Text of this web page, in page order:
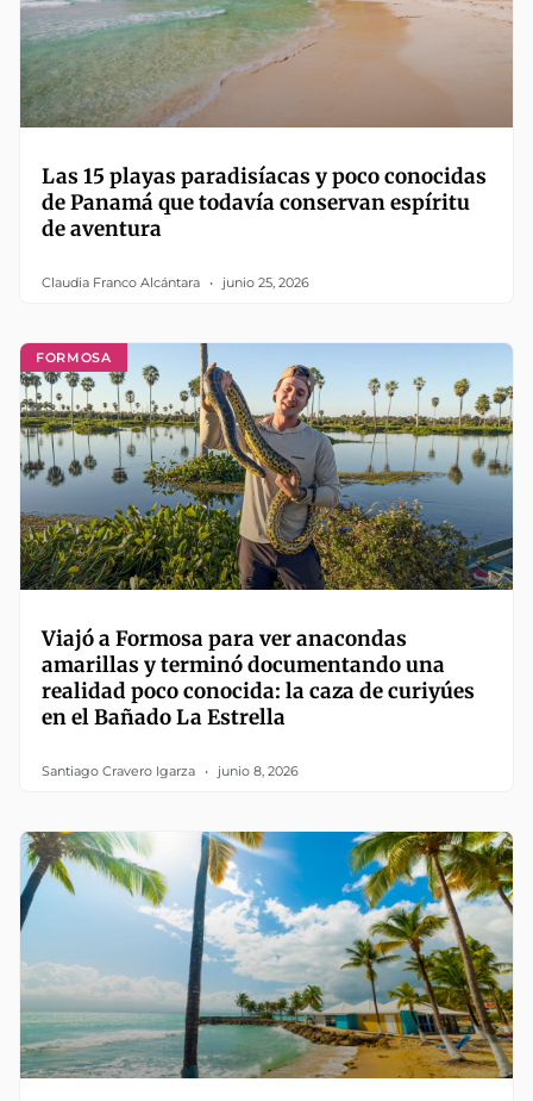
Las 15 playas paradisíacas y poco conocidas
de Panamá que todavía conservan espíritu
de aventura
Claudia Franco Alcántara junio 25, 2026
FORMOSA
Viajó a Formosa para ver anacondas
amarillas y terminó documentando una
realidad poco conocida: la caza de curiyúes
en el Bañado La Estrella
Santiago Cravero Igarza junio 8, 2026